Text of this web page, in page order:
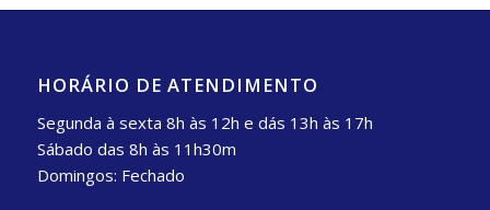
HORÁRIO DE ATENDIMENTO
Segunda à sexta 8h às 12h e dás 13h às 17h
Sábado das 8h às 11h30m
Domingos: Fechado